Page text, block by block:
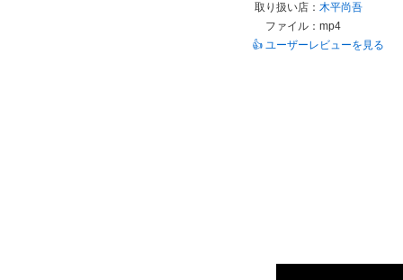
取り扱い店： 木平尚吾
ファイル： mp4
👍 ユーザーレビューを見る